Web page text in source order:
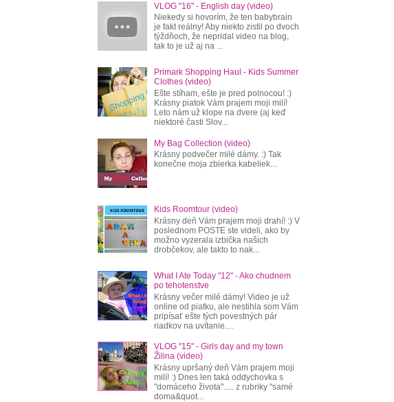
VLOG "16" - English day (video)
Niekedy si hovorím, že ten babybrain
je fakt reálny! Aby niekto zistil po dvoch
týždňoch, že nepridal video na blog,
tak to je už aj na ...
Primark Shopping Haul - Kids Summer
Clothes (video)
Ešte stíham, ešte je pred polnocou! :)
Krásny piatok Vám prajem moji milí!
Leto nám už klope na dvere (aj keď
niektoré časti Slov...
My Bag Collection (video)
Krásny podvečer milé dámy. :) Tak
konečne moja zbierka kabeliek...
Kids Roomtour (video)
Krásny deň Vám prajem moji drahí! :) V
poslednom POSTE ste videli, ako by
možno vyzerala izbička našich
drobčekov, ale takto to nak...
What I Ate Today "12" - Ako chudnem
po tehotenstve
Krásny večer milé dámy! Video je už
online od piatku, ale nestihla som Vám
pripísať ešte tých povestných pár
riadkov na uvítanie....
VLOG "15" - Girls day and my town
Žilina (video)
Krásny upršaný deň Vám prajem moji
milí! :) Dnes len taká oddychovka s
"domáceho života"..... z rubriky "samé
doma&quot...